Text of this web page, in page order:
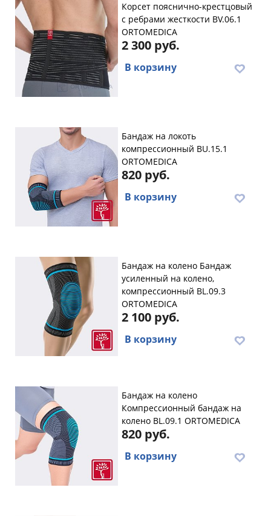
Корсет пояснично-крестцовый
с ребрами жесткости BV.06.1
ORTOMEDICA
2 300 руб.
В корзину
Бандаж на локоть
компрессионный BU.15.1
ORTOMEDICA
820 руб.
В корзину
Бандаж на колено Бандаж
усиленный на колено,
компрессионный BL.09.3
ORTOMEDICA
2 100 руб.
В корзину
Бандаж на колено
Компрессионный бандаж на
колено BL.09.1 ORTOMEDICA
820 руб.
В корзину